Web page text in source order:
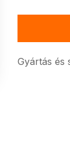
Gyártás és